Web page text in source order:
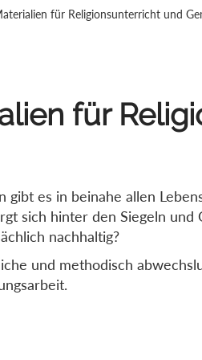
für Religionsunterricht und
für
gibt es in beinahe allen
sich hinter den Siegeln und
nachhaltig?
und methodisch